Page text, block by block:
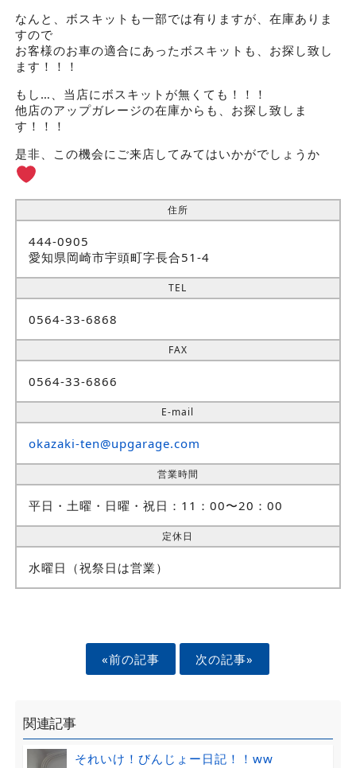
なんと、ボスキットも一部では有りますが、在庫ありま
すので
お客様のお車の適合にあったボスキットも、お探し致し
ます！！！
もし…、当店にボスキットが無くても！！！
他店のアップガレージの在庫からも、お探し致しま
す！！！
是非、この機会にご来店してみてはいかがでしょうか
住所
444-0905
愛知県岡崎市宇頭町字長合51-4
TEL
0564-33-6868
FAX
0564-33-6866
E-mail
okazaki-ten@upgarage.com
営業時間
平日・土曜・日曜・祝日：11：00〜20：00
定休日
水曜日（祝祭日は営業）
«前の記事 次の記事»
関連記事
それいけ！びんじょー日記！！ww